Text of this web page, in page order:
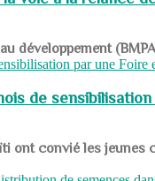
développement
de sensibilisation
ont convié les jeunes